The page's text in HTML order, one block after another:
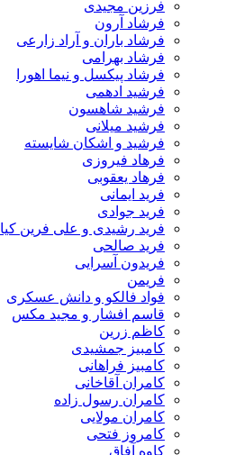
فرزین مجیدی
فرشاد آرون
فرشاد باران و آراد زارعی
فرشاد بهرامی
فرشاد پیکسل و نیما اهورا
فرشید ادهمی
فرشید شاهسون
فرشید میلانی
فرشید و اشکان شایسته
فرهاد فیروزی
فرهاد یعقوبی
فرید ایمانی
فرید جوادی
فرید رشیدی و علی فرین کیا
فرید صالحی
فریدون آسرایی
فریمن
فواد فالکو و دانش عسکری
قاسم افشار و مجید مکس
کاظم زرین
کامبیز جمشیدی
کامبیز فراهانی
کامران آقاخانی
کامران رسول زاده
کامران مولایی
کامروز فتحی
کاوه آفاق